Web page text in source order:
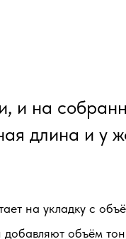
и на
длина и у
на укладку с
объём